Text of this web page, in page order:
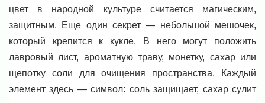
цвет в народной культуре считается магическим,
защитным. Еще один секрет — небольшой мешочек,
который крепится к кукле. В него могут положить
лавровый лист, ароматную траву, монетку, сахар или
щепотку соли для очищения пространства. Каждый
элемент здесь — символ: соль защищает, сахар сулит